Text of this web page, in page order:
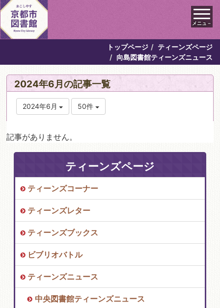
メニュ－
トップページ
ティーンズページ
向島図書館ティーンズニュース
2024年6月の記事一覧
2024年6月 50件
記事がありません。
ティーンズページ
ティーンズコーナー
ティーンズレター
ティーンズブックス
ビブリオバトル
ティーンズニュース
中央図書館ティーンズニュース